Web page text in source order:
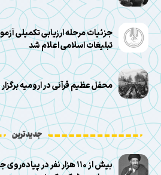
جزئیات مرحله ارزیابی تکمیلی
تبلیغات اسلامی اعلام شد
محفل عظیم قرآنی در ارومیه
جدیدترین
بیش از ۱۱۰ هزار نفر در